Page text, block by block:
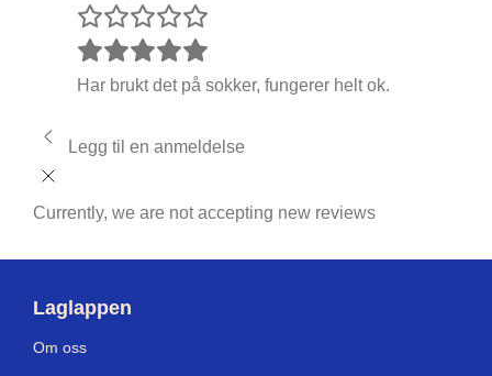
Har brukt det på sokker, fungerer helt ok.
Legg til en anmeldelse
Currently, we are not accepting new reviews
Laglappen
Om oss